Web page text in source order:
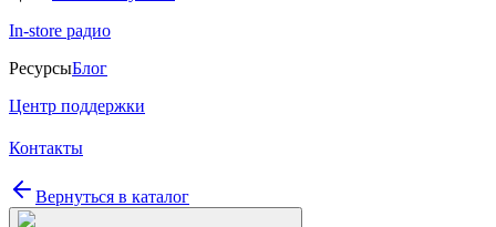
In-store радио
РесурсыБлог
Центр поддержки
Контакты
Вернуться в каталог